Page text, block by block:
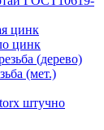
цинк
цинк
(дерево)
(мет.)
штучно